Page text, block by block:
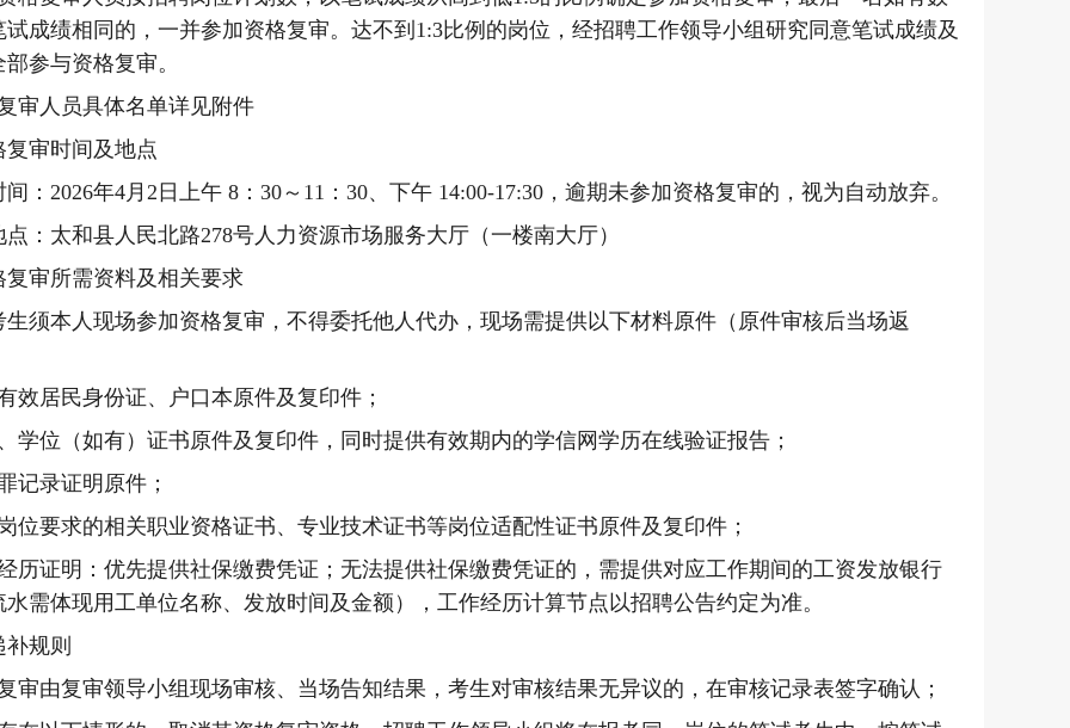
试成绩相同的，一并参加资格复审。达不到 1:3比例的岗位，经招聘工作领导小组研究同意笔试成绩及
参与资格复审。
审人员具体名单详见附件
复审时间及地点
： 2026年4月 2 日上午 8 ： 30～ 11 ： 30、下午 14:00-17:30 ，逾期未参加资格复审的，视为自动放弃。
点：太和县人民北路278号人力资源市场服务大厅（一楼南大厅）
复审所需资料及相关要求
生须本人现场参加资格复审，不得委托他人代办，现场需提供以下材料原件（原件审核后当场返
效居民身份证、 户口本原件及复印件 ；
学位（如有）证书原件及复印件 ，同时提供有效期内的学信网学历在线验证报告；
记录证明 原件 ；
位要求的相关职业资格证书、专业技术证书等岗位适配性证书原件及复印件 ；
历证明：优先提供社保缴费凭证；无法提供社保缴费凭证的，需提供对应工作期间的工资发放银行
水需体现用工单位名称、发放时间及金额），工作经历计算节点以招聘公告约定为准。
补规则
审由复审领导小组现场审核、当场告知结果，考生对审核结果无异议的，在审核记录表签字确认；